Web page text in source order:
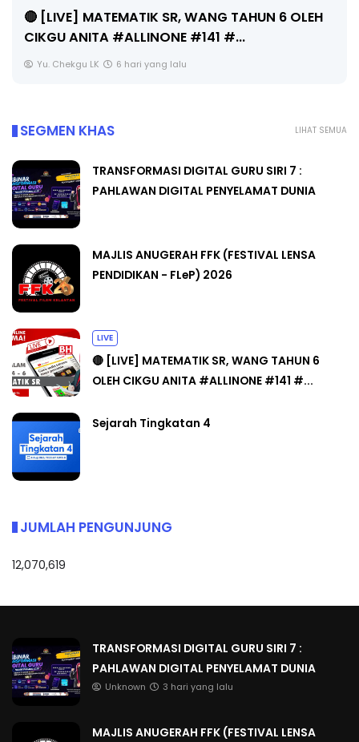
🔴 [LIVE] MATEMATIK SR, WANG TAHUN 6 OLEH
CIKGU ANITA #ALLINONE #141 #...
Yu. Chekgu LK 6 hari yang lalu
LIHAT SEMUA
SEGMEN KHAS
TRANSFORMASI DIGITAL GURU SIRI 7 :
PAHLAWAN DIGITAL PENYELAMAT DUNIA
MAJLIS ANUGERAH FFK (FESTIVAL LENSA
PENDIDIKAN - FLeP) 2026
LIVE
🔴 [LIVE] MATEMATIK SR, WANG TAHUN 6
OLEH CIKGU ANITA #ALLINONE #141 #...
Sejarah Tingkatan 4
JUMLAH PENGUNJUNG
12,070,619
TRANSFORMASI DIGITAL GURU SIRI 7 :
PAHLAWAN DIGITAL PENYELAMAT DUNIA
Unknown 3 hari yang lalu
MAJLIS ANUGERAH FFK (FESTIVAL LENSA